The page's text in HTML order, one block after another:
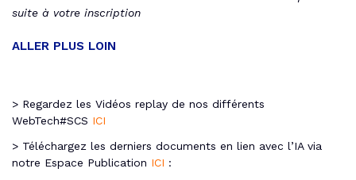
suite à votre inscription
ALLER PLUS LOIN
> Regardez les Vidéos replay de nos différents
WebTech#SCS ICI
> Téléchargez les derniers documents en lien avec l’IA via
notre Espace Publication ICI :